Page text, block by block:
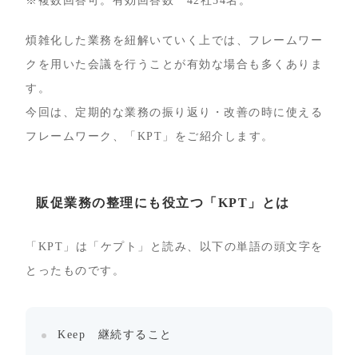
煩雑化した業務を紐解いていく上では、フレームワー
クを用いた会議を行うことが有効な場合も多くありま
す。
今回は、定期的な業務の振り返り・改善の時に使える
フレームワーク、「KPT」をご紹介します。
販促業務の整理にも役立つ「KPT」とは
「KPT」は「ケプト」と読み、以下の単語の頭文字を
とったものです。
Keep 継続すること